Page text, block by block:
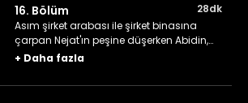
16. Bölüm
28dk
Asım şirket arabası ile şirket binasına
çarpan Nejat'ın peşine düşerken Abidin,
Sevda ile birlikte eşyaları boşanmak üzere
okuruna yardım eder.
+ Daha fazla